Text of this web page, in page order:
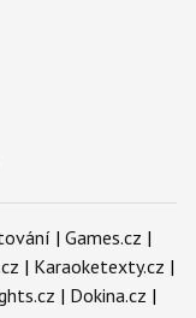
| Games.cz |
| Karaoketexty.cz |
| Dokina.cz |